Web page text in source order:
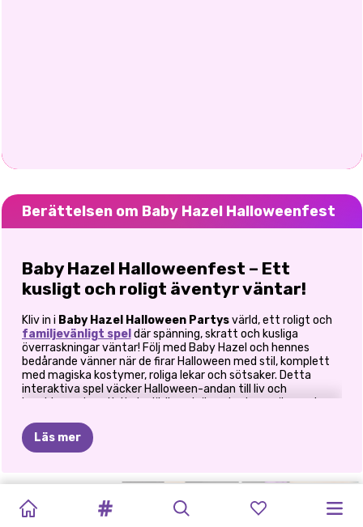
Berättelsen om Baby Hazel Halloweenfest
Baby Hazel Halloweenfest – Ett
kusligt och roligt äventyr väntar!
Kliv in i Baby Hazel Halloween Partysvärld, ett roligt och
familjevänligt spel där spänning, skratt och kusliga
överraskningar väntar! Följ med Baby Hazel och hennes
bedårande vänner när de firar Halloween med stil, komplett
med magiska kostymer, roliga lekar och sötsaker. Detta
interaktiva spel väcker Halloween-andan till liv och
kombinerar kreativitet, glädje och äventyr i en spännande
En Halloweenfest utan dess like
Det är den tiden på året igen, pumpor glöder, spökena fnissar
Party
hjälper du Hazel och hennes vänner att förbereda sig
för årets kusligaste kväll. Se när de klär ut sig i bedårande
Läs mer
BOCA
HALLOWEEN-
JÄGARE
HALLOWEEN
HALLOWEEN
SMINKTRENDER
KARDASHIANS
SPOOKY
HALLOWEEN
FASHIONISTA
PRINSESSORNA
HALLOWEEN